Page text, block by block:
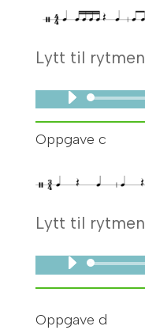
Lytt til rytmen
Oppgave c
Lytt til rytmen
Oppgave d